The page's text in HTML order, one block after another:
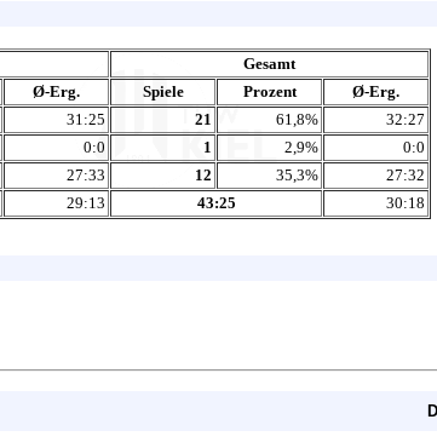
Gesamt
Ø-Erg. Spiele Prozent
Ø-Erg.
31:25 21 61,8%
32:27
0:0 1 2,9%
0:0
27:33 12 35,3%
27:32
29:13 43:25 30:18